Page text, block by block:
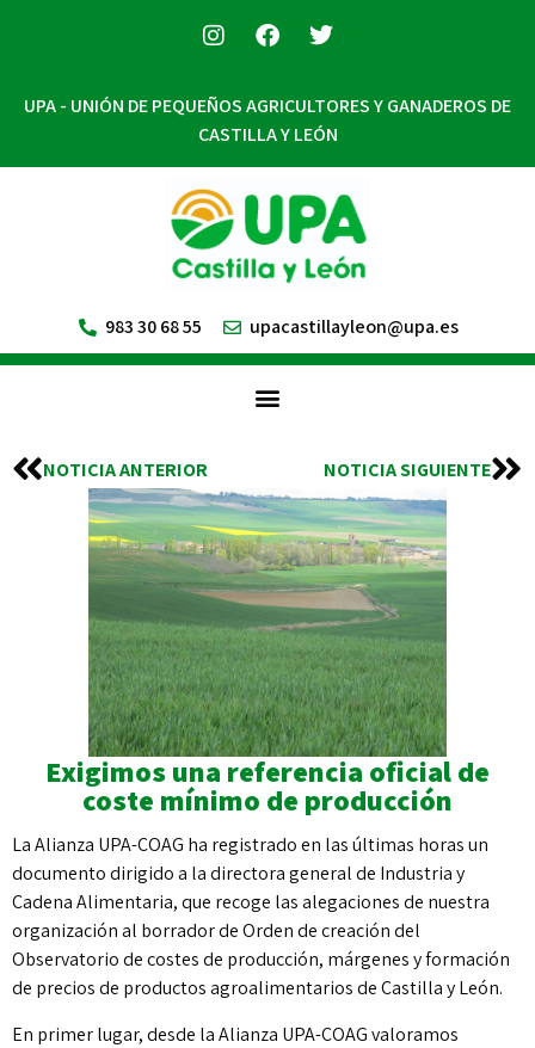
UPA - UNIÓN DE PEQUEÑOS AGRICULTORES Y GANADEROS DE
CASTILLA Y LEÓN
983 30 68 55 upacastillayleon@upa.es
NOTICIA ANTERIOR NOTICIA SIGUIENTE
Exigimos una referencia oficial de
coste mínimo de producción
La Alianza UPA-COAG ha registrado en las últimas horas un
documento dirigido a la directora general de Industria y
Cadena Alimentaria, que recoge las alegaciones de nuestra
organización al borrador de Orden de creación del
Observatorio de costes de producción, márgenes y formación
de precios de productos agroalimentarios de Castilla y León.
En primer lugar, desde la Alianza UPA-COAG valoramos